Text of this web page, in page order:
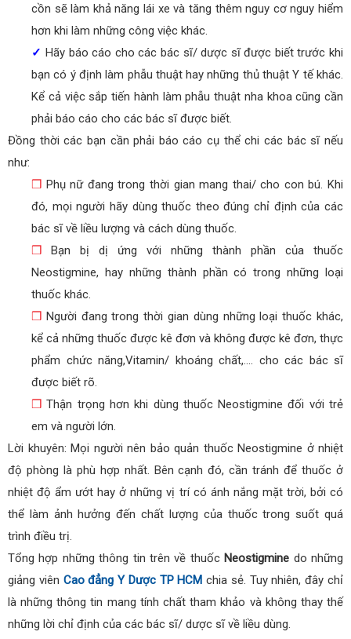
cồn sẽ làm khả năng lái xe và tăng thêm nguy cơ nguy hiểm
hơn khi làm những công việc khác.
✓ Hãy báo cáo cho các bác sĩ/ dược sĩ được biết trước khi
bạn có ý định làm phẫu thuật hay những thủ thuật Y tế khác.
Kể cả việc sắp tiến hành làm phẫu thuật nha khoa cũng cần
phải báo cáo cho các bác sĩ được biết.
Đồng thời các bạn cần phải báo cáo cụ thể chi các bác sĩ nếu
như:
❒ Phụ nữ đang trong thời gian mang thai/ cho con bú. Khi
đó, mọi người hãy dùng thuốc theo đúng chỉ định của các
bác sĩ về liều lượng và cách dùng thuốc.
❒ Bạn bị dị ứng với những thành phần của thuốc
Neostigmine, hay những thành phần có trong những loại
thuốc khác.
❒ Người đang trong thời gian dùng những loại thuốc khác,
kể cả những thuốc được kê đơn và không được kê đơn, thực
phẩm chức năng,Vitamin/ khoáng chất,…. cho các bác sĩ
được biết rõ.
❒ Thận trọng hơn khi dùng thuốc Neostigmine đối với trẻ
em và người lớn.
Lời khuyên: Mọi người nên bảo quản thuốc Neostigmine ở nhiệt
độ phòng là phù hợp nhất. Bên cạnh đó, cần tránh để thuốc ở
nhiệt độ ẩm ướt hay ở những vị trí có ánh nắng mặt trời, bởi có
thể làm ảnh hưởng đến chất lượng của thuốc trong suốt quá
trình điều trị.
Tổng hợp những thông tin trên về thuốc Neostigmine do những
giảng viên Cao đẳng Y Dược TP HCM chia sẻ. Tuy nhiên, đây chỉ
là những thông tin mang tính chất tham khảo và không thay thế
những lời chỉ định của các bác sĩ/ dược sĩ về liều dùng.